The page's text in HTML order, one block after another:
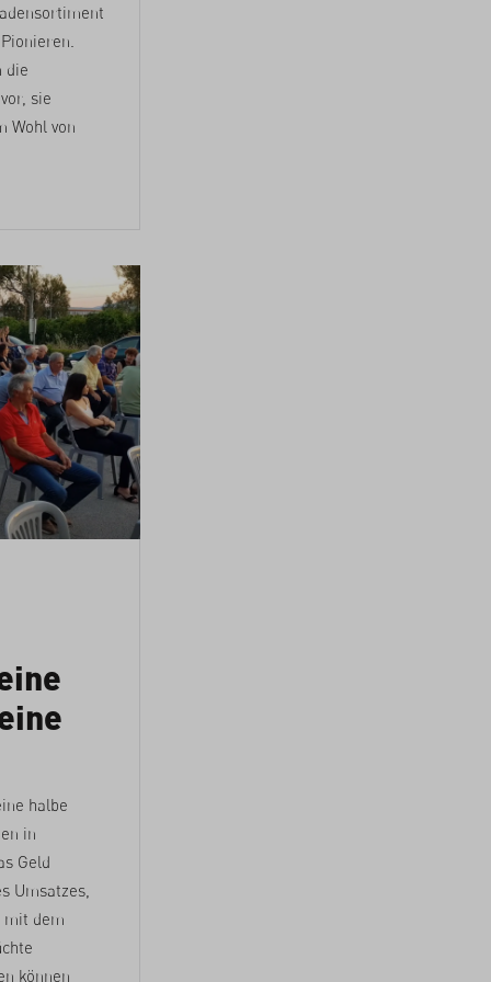
die
sie
Wohl von
halbe
in
Geld
Umsatzes,
mit dem
können